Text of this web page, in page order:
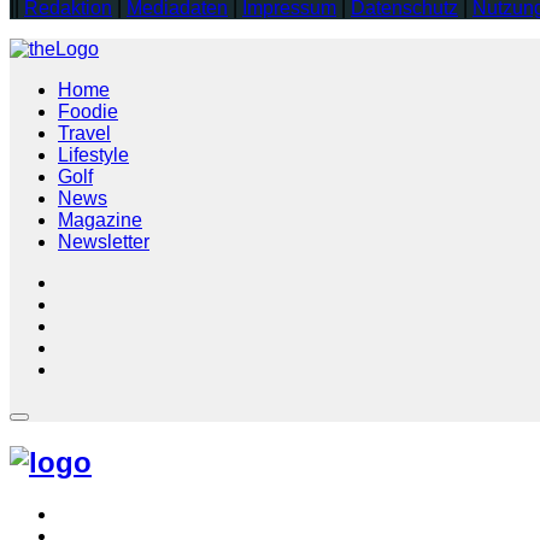
Redaktion Mediadaten Impressum Datenschutz
Home
Foodie
Travel
Lifestyle
Golf
News
Magazine
Newsletter